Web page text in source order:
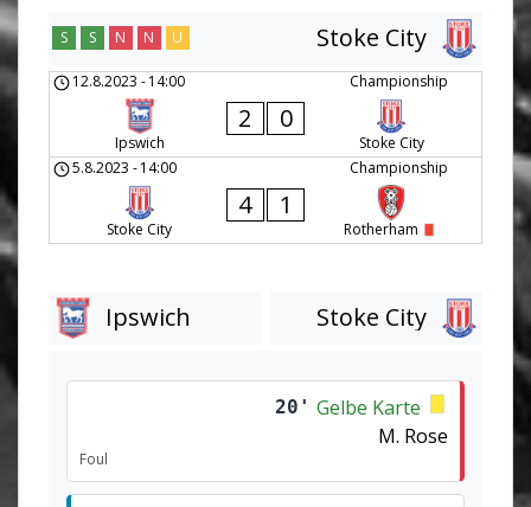
Stoke City
S S N N U
Championship
12.8.2023 -14:00
Ipswich
2 0
Stoke City
Championship
5.8.2023 -14:00
Stoke City
4 1
Rotherham
Ipswich Stoke City
20' Gelbe Karte
M. Rose
Foul